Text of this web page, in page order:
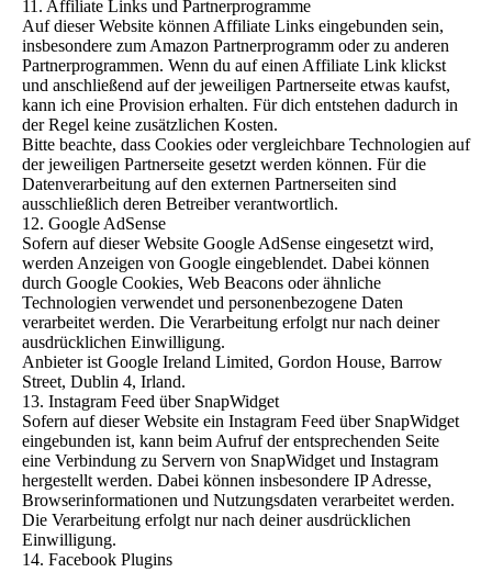
11. Affiliate Links und Partnerprogramme
Auf dieser Website können Affiliate Links eingebunden sein,
insbesondere zum Amazon Partnerprogramm oder zu anderen
Partnerprogrammen. Wenn du auf einen Affiliate Link klickst
und anschließend auf der jeweiligen Partnerseite etwas kaufst,
kann ich eine Provision erhalten. Für dich entstehen dadurch in
der Regel keine zusätzlichen Kosten.
Bitte beachte, dass Cookies oder vergleichbare Technologien auf
der jeweiligen Partnerseite gesetzt werden können. Für die
Datenverarbeitung auf den externen Partnerseiten sind
ausschließlich deren Betreiber verantwortlich.
12. Google AdSense
Sofern auf dieser Website Google AdSense eingesetzt wird,
werden Anzeigen von Google eingeblendet. Dabei können
durch Google Cookies, Web Beacons oder ähnliche
Technologien verwendet und personenbezogene Daten
verarbeitet werden. Die Verarbeitung erfolgt nur nach deiner
ausdrücklichen Einwilligung.
Anbieter ist Google Ireland Limited, Gordon House, Barrow
Street, Dublin 4, Irland.
13. Instagram Feed über SnapWidget
Sofern auf dieser Website ein Instagram Feed über SnapWidget
eingebunden ist, kann beim Aufruf der entsprechenden Seite
eine Verbindung zu Servern von SnapWidget und Instagram
hergestellt werden. Dabei können insbesondere IP Adresse,
Browserinformationen und Nutzungsdaten verarbeitet werden.
Die Verarbeitung erfolgt nur nach deiner ausdrücklichen
Einwilligung.
14. Facebook Plugins